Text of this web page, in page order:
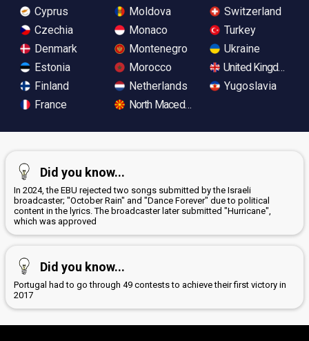
Cyprus
Czechia
Denmark
Estonia
Finland
France
Moldova
Monaco
Montenegro
Morocco
Netherlands
North Macedonia
Switzerland
Turkey
Ukraine
United Kingdom
Yugoslavia
Did you know...
In 2024, the EBU rejected two songs submitted by the Israeli
broadcaster; "October Rain" and "Dance Forever" due to political
content in the lyrics. The broadcaster later submitted "Hurricane",
which was approved
Did you know...
Portugal had to go through 49 contests to achieve their first victory in
2017